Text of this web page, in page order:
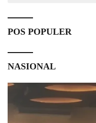
POS POPULER
NASIONAL